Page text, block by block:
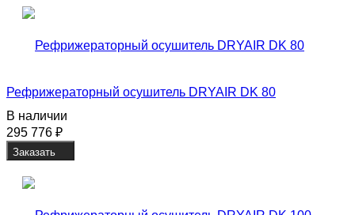
Рефрижераторный осушитель DRYAIR DK 80
В наличии
295 776 ₽
Заказать